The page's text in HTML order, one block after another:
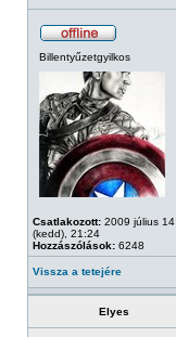
Billentyűzetgyilkos
Csatlakozott: 2009 július 14
(kedd), 21:24
Hozzászólások: 6248
Vissza a tetejére
Elyes